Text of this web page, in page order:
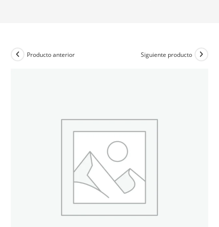
Producto anterior Siguiente producto